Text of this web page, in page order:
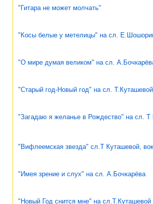
"Гитара не может молчать"
"Косы белые у метелицы" на сл.
"О мире думая великом" на сл.
"Старый год-Новый год" на сл. Т.Куташевой
"Загадаю я желанье в Рождество" на сл. Т
"Вифлеемская звезда" сл.Т Куташевой,
"Имея зрение и слух" на сл. А.Бочкарёва
"Новый Год снится мне" на сл.Т.Куташевой